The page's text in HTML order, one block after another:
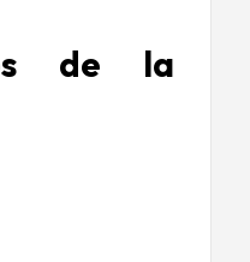
de la